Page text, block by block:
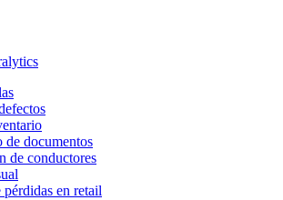
de documentos
de conductores
en retail